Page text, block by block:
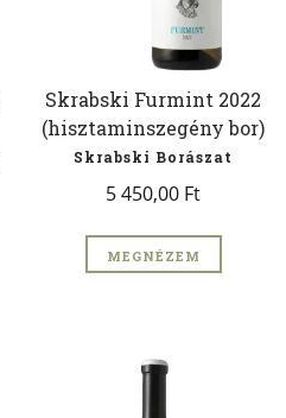
Skrabski Furmint 2022
(hisztaminszegény bor)
Skrabski Borászat
5 450,00 Ft
MEGNÉZEM